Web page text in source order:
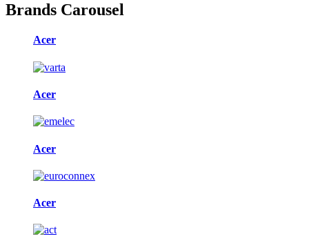
Brands Carousel
Acer
Acer
Acer
Acer